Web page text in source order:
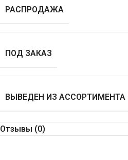
РАСПРОДАЖА
ПОД ЗАКАЗ
ВЫВЕДЕН ИЗ АССОРТИМЕНТА
Отзывы (0)